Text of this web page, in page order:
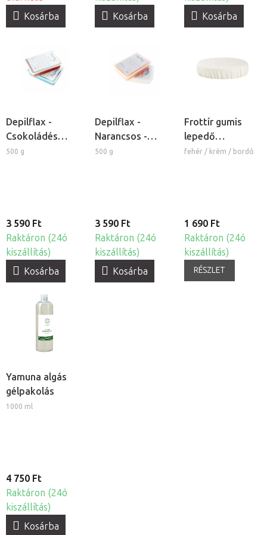
Kosárba
Kosárba
Kosárba
Depilflax -
Csokoládés
kozmetikai
500 g
3 590 Ft
Raktáron (24ó
kiszállítás)
Kosárba
Depilflax -
Narancsos -
őszibarackos
500 g
3 590 Ft
Raktáron (24ó
kiszállítás)
Kosárba
Frottír gumis
lepedő
kozmetikai
fehér / krém / bordó
1 690 Ft
Raktáron (24ó
kiszállítás)
RÉSZLET
Yamuna algás
gélpakolás
1000 ml
4 750 Ft
Raktáron (24ó
kiszállítás)
Kosárba